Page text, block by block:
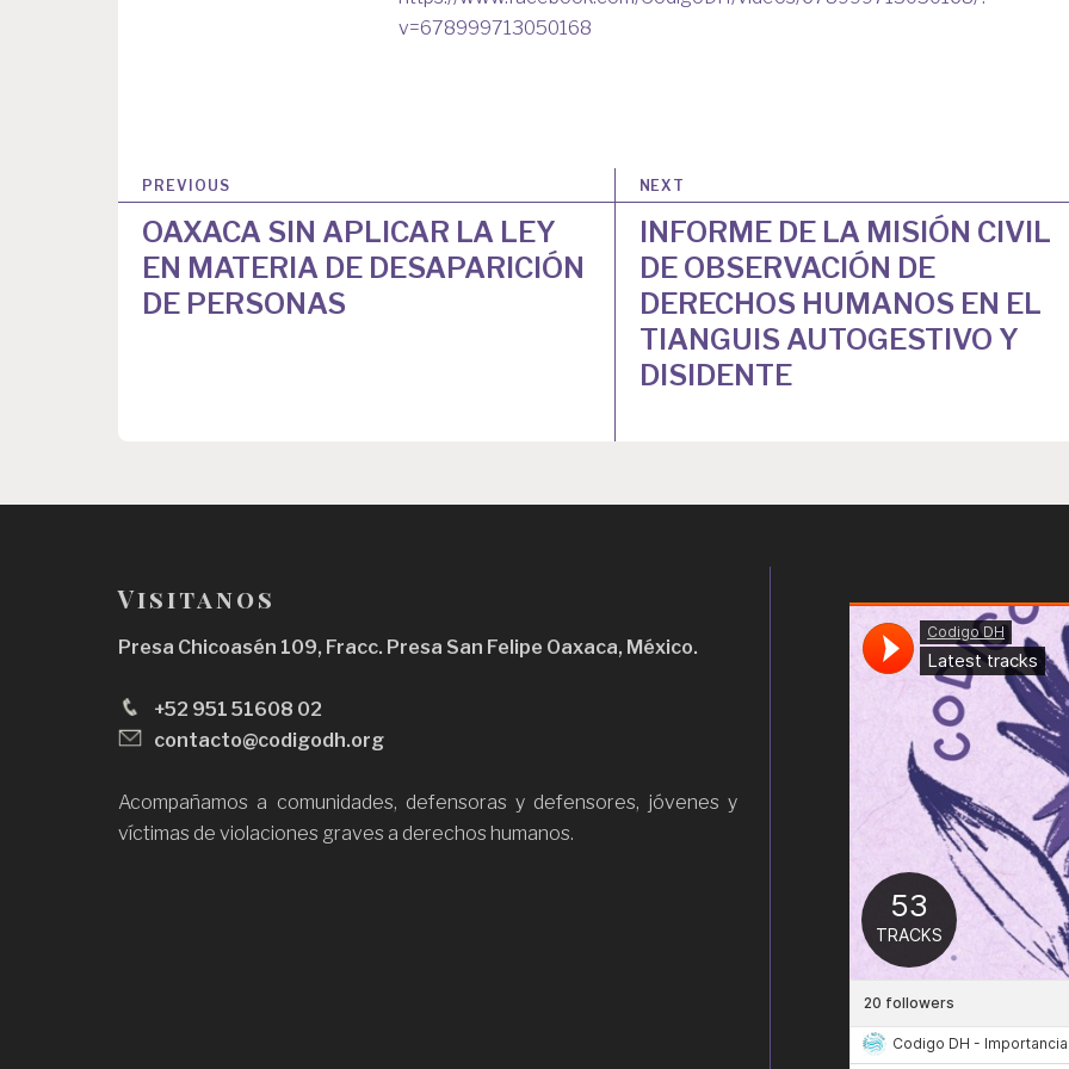
v=678999713050168
N
ó
d
e
e
n
t
a
PREVIOUS
OAXACA SIN APLICAR LA LEY
EN MATERIA DE DESAPARICIÓN
DE PERSONAS
NEXT
INFORME DE LA MISIÓN CIVIL
DE OBSERVACIÓN DE
DERECHOS HUMANOS EN EL
TIANGUIS AUTOGESTIVO Y
DISIDENTE
Visitanos
Presa Chicoasén 109, Fracc. Presa San Felipe Oaxaca, México.
+52 951 51608 02
contacto@codigodh.org
Acompañamos a comunidades, defensoras y defensores, jóvenes y
víctimas de violaciones graves a derechos humanos.